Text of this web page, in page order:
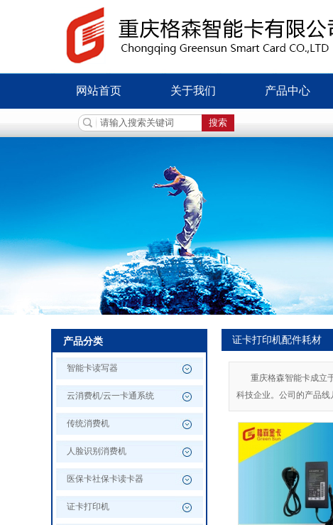
网站首页 关于我们 产品中心
产品分类
智能卡读写器
云消费机/云一卡通系统
传统消费机
人脸识别消费机
医保卡社保卡读卡器
证卡打印机
证卡打印机配件耗材
重庆格森智能卡成立
科技企业。公司的产品线